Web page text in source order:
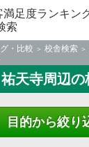
満足度ランキン
索
・比較 校舎検索
祐天寺周辺の
目的から絞り